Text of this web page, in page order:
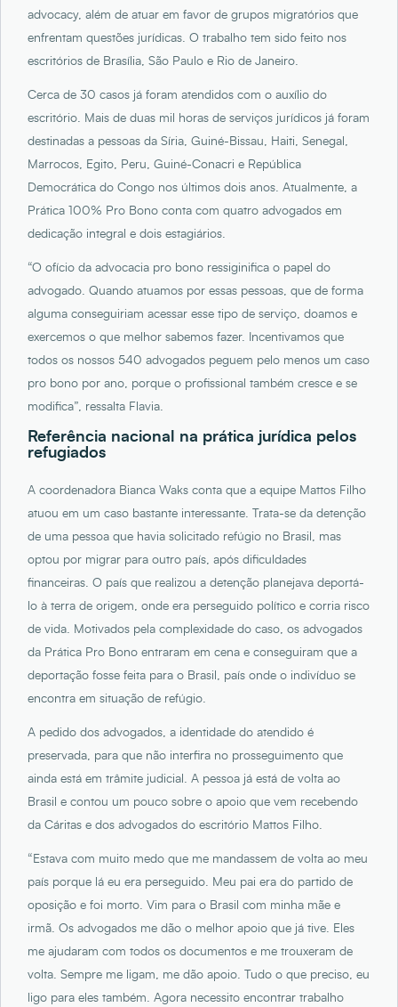
advocacy, além de atuar em favor de grupos migratórios que
enfrentam questões jurídicas. O trabalho tem sido feito nos
escritórios de Brasília, São Paulo e Rio de Janeiro.
Cerca de 30 casos já foram atendidos com o auxílio do
escritório. Mais de duas mil horas de serviços jurídicos já foram
destinadas a pessoas da Síria, Guiné-Bissau, Haiti, Senegal,
Marrocos, Egito, Peru, Guiné-Conacri e República
Democrática do Congo nos últimos dois anos. Atualmente, a
Prática 100% Pro Bono conta com quatro advogados em
dedicação integral e dois estagiários.
“O ofício da advocacia pro bono ressiginifica o papel do
advogado. Quando atuamos por essas pessoas, que de forma
alguma conseguiriam acessar esse tipo de serviço, doamos e
exercemos o que melhor sabemos fazer. Incentivamos que
todos os nossos 540 advogados peguem pelo menos um caso
pro bono por ano, porque o profissional também cresce e se
modifica”, ressalta Flavia.
Referência nacional na prática jurídica pelos
refugiados
A coordenadora Bianca Waks conta que a equipe Mattos Filho
atuou em um caso bastante interessante. Trata-se da detenção
de uma pessoa que havia solicitado refúgio no Brasil, mas
optou por migrar para outro país, após dificuldades
financeiras. O país que realizou a detenção planejava deportá-
lo à terra de origem, onde era perseguido político e corria risco
de vida. Motivados pela complexidade do caso, os advogados
da Prática Pro Bono entraram em cena e conseguiram que a
deportação fosse feita para o Brasil, país onde o indivíduo se
encontra em situação de refúgio.
A pedido dos advogados, a identidade do atendido é
preservada, para que não interfira no prosseguimento que
ainda está em trâmite judicial. A pessoa já está de volta ao
Brasil e contou um pouco sobre o apoio que vem recebendo
da Cáritas e dos advogados do escritório Mattos Filho.
“Estava com muito medo que me mandassem de volta ao meu
país porque lá eu era perseguido. Meu pai era do partido de
oposição e foi morto. Vim para o Brasil com minha mãe e
irmã. Os advogados me dão o melhor apoio que já tive. Eles
me ajudaram com todos os documentos e me trouxeram de
volta. Sempre me ligam, me dão apoio. Tudo o que preciso, eu
ligo para eles também. Agora necessito encontrar trabalho